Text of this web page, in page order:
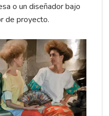
o un diseñador bajo
de proyecto.